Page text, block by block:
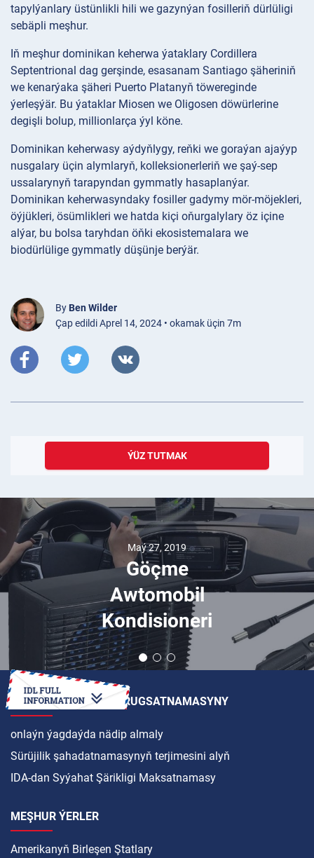
tapylýanlary üstünlikli hili we gazynýan fosilleriň dürlüligi
sebäpli meşhur.
Iň meşhur dominikan keherwa ýataklary Cordillera
Septentrional dag gerşinde, esasanam Santiago şäheriniň
we kenarýaka şäheri Puerto Platanyň töwereginde
ýerleşýär. Bu ýataklar Miosen we Oligosen döwürlerine
degişli bolup, millionlarça ýyl köne.
Dominikan keherwasy aýdyňlygy, reňki we goraýan ajaýyp
nusgalary üçin alymlaryň, kolleksionerleriň we şaý-sep
ussalarynyň tarapyndan gymmatly hasaplanýar.
Dominikan keherwasyndaky fosiller gadymy mör-möjekleri,
öýjükleri, ösümlikleri we hatda kiçi oňurgalylary öz içine
alýar, bu bolsa taryhdan öňki ekosistemalara we
biodürlülige gymmatly düşünje berýär.
By Ben Wilder
Çap edildi Aprel 14, 2024 • okamak üçin 7m
ÝÜZ TUTMAK
Maý 27, 2019
Göçme
Awtomobil
Kondisioneri
HALKARA SÜRÜJILIK RUGSATNAMASYNY
onlaýn ýagdaýda nädip almaly
Sürüjilik şahadatnamasynyň terjimesini alyň
IDA-dan Syýahat Şärikligi Maksatnamasy
MEŞHUR ÝERLER
Amerikanyň Birleşen Ştatlary